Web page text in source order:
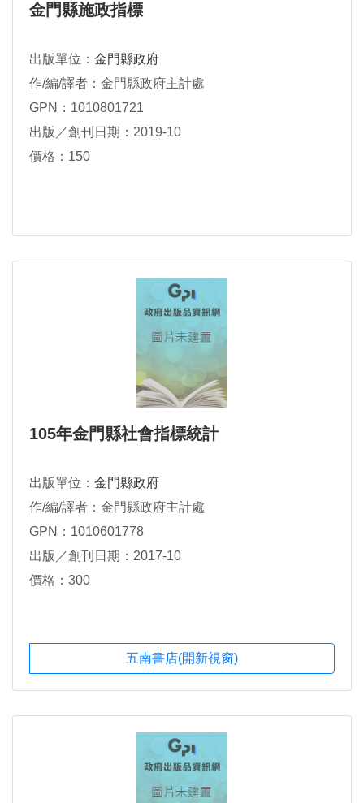
金門縣施政指標
出版單位： 金門縣政府
作/編/譯者：金門縣政府主計處
GPN：1010801721
出版／創刊日期：2019-10
價格：150
105年金門縣社會指標統計
出版單位： 金門縣政府
作/編/譯者：金門縣政府主計處
GPN：1010601778
出版／創刊日期：2017-10
價格：300
五南書店(開新視窗)